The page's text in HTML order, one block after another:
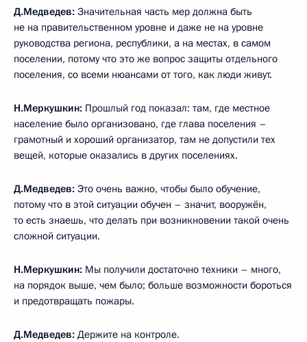
Д.Медведев: Значительная часть мер должна быть
не на правительственном уровне и даже не на уровне
руководства региона, республики, а на местах, в самом
поселении, потому что это же вопрос защиты отдельного
поселения, со всеми нюансами от того, как люди живут.
Н.Меркушкин: Прошлый год показал: там, где местное
население было организовано, где глава поселения –
грамотный и хороший организатор, там не допустили тех
вещей, которые оказались в других поселениях.
Д.Медведев: Это очень важно, чтобы было обучение,
потому что в этой ситуации обучен – значит, вооружён,
то есть знаешь, что делать при возникновении такой очень
сложной ситуации.
Н.Меркушкин: Мы получили достаточно техники – много,
на порядок выше, чем было; больше возможности бороться
и предотвращать пожары.
Д.Медведев: Держите на контроле.